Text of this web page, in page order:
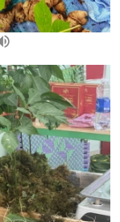
Thời sự